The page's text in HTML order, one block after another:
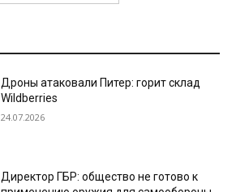
Дроны атаковали Питер: горит склад
Wildberries
24.07.2026
Директор ГБР: общество не готово к